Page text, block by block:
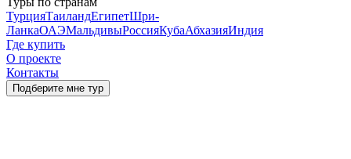
ТурцияТаиландЕгипетШри-
ЛанкаОАЭМальдивыРоссияКубаАбхазияИндия
Где купить
О проекте
Контакты
Подберите мне тур